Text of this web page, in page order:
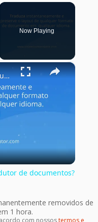
Now Playing
×
Doc Translator: Como uso o tradutor de documentos?
de documentos?
removidos de
1 hora.
com nossostermos e